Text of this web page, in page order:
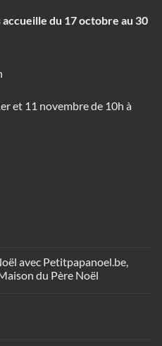
du 17 octobre au 30
et 11 novembre de 10h à
avec Petitpapanoel.be,
du Père Noël